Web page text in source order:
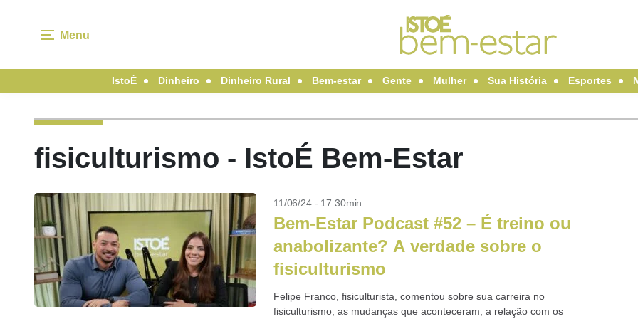
Menu
IstoÉ Dinheiro Dinheiro Rural Bem-estar Gente Mulher Sua História Esportes
fisiculturismo - IstoÉ Bem-Estar
11/06/24 - 17:30min
Bem-Estar Podcast #52 – É treino ou
anabolizante? A verdade sobre o
fisiculturismo
Felipe Franco, fisiculturista, comentou sobre sua carreira no
fisiculturismo, as mudanças que aconteceram, a relação com os